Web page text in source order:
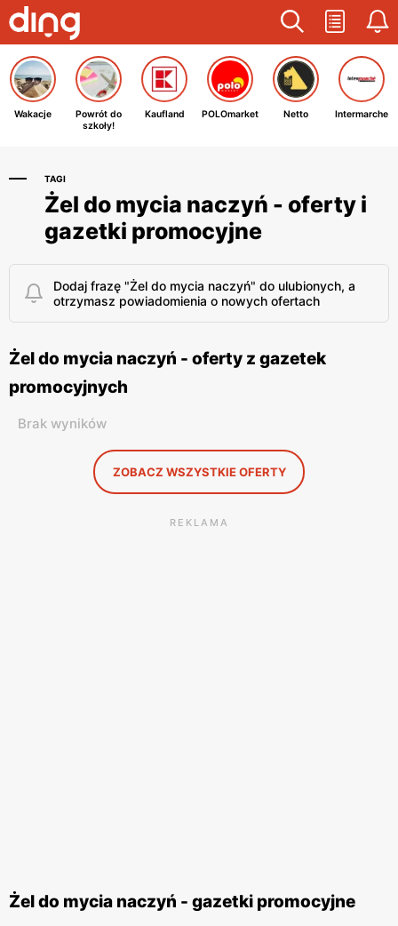
Wakacje
Powrót do
szkoły!
Kaufland POLOmarket Netto Intermarche
TAGI
Żel do mycia naczyń - oferty i
gazetki promocyjne
Dodaj frazę "Żel do mycia naczyń" do ulubionych, a
otrzymasz powiadomienia o nowych ofertach
Żel do mycia naczyń - oferty z gazetek
promocyjnych
Brak wyników
ZOBACZ WSZYSTKIE OFERTY
REKLAMA
Żel do mycia naczyń - gazetki promocyjne